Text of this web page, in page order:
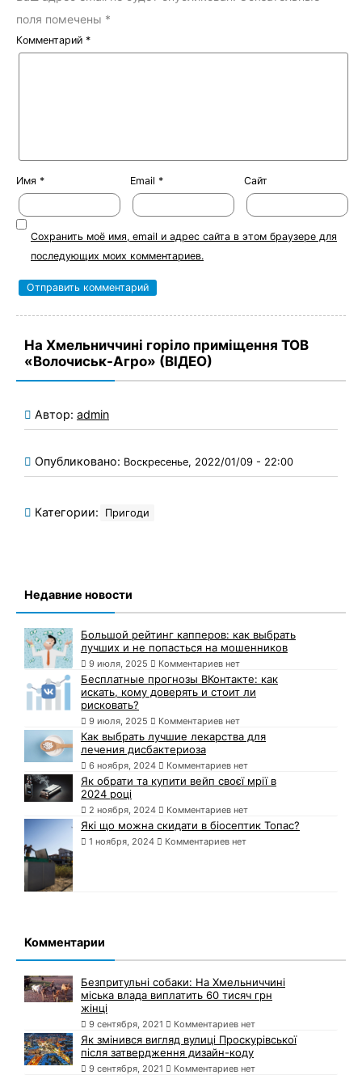
поля помечены *
Комментарий *
Имя * Email * Сайт
Сохранить моё имя, email и адрес сайта в этом браузере для
последующих моих комментариев.
На Хмельниччині горіло приміщення ТОВ
«Волочиськ-Агро» (ВІДЕО)
Автор: admin
Опубликовано: Воскресенье, 2022/01/09 - 22:00
Категории: Пригоди
Недавние новости
Большой рейтинг капперов: как выбрать
лучших и не попасться на мошенников
9 июля, 2025 Комментариев нет
Бесплатные прогнозы ВКонтакте: как
искать, кому доверять и стоит ли
рисковать?
9 июля, 2025 Комментариев нет
Как выбрать лучшие лекарства для
лечения дисбактериоза
6 ноября, 2024 Комментариев нет
Як обрати та купити вейп своєї мрії в
2024 році
2 ноября, 2024 Комментариев нет
Які що можна скидати в біосептик Топас?
1 ноября, 2024 Комментариев нет
Комментарии
Безпритульні собаки: На Хмельниччині
міська влада виплатить 60 тисяч грн
жінці
9 сентября, 2021 Комментариев нет
Як змінився вигляд вулиці Проскурівської
після затвердження дизайн-коду
9 сентября, 2021 Комментариев нет